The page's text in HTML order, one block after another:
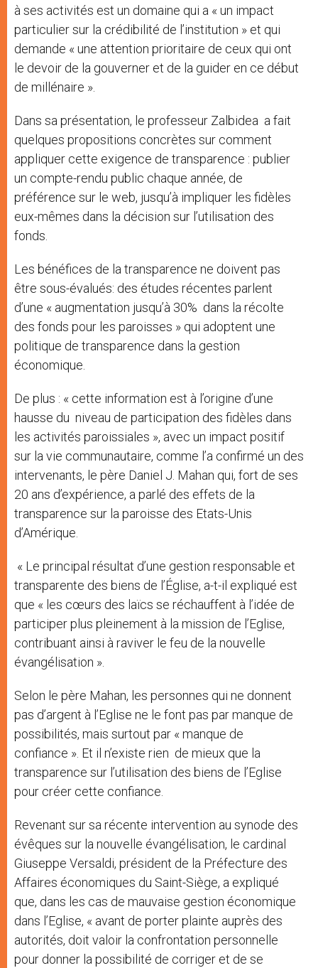
à ses activités est un domaine qui a « un impact
particulier sur la crédibilité de l’institution » et qui
demande « une attention prioritaire de ceux qui ont
le devoir de la gouverner et de la guider en ce début
de millénaire ».
Dans sa présentation, le professeur Zalbidea a fait
quelques propositions concrètes sur comment
appliquer cette exigence de transparence : publier
un compte-rendu public chaque année, de
préférence sur le web, jusqu’à impliquer les fidèles
eux-mêmes dans la décision sur l’utilisation des
fonds.
Les bénéfices de la transparence ne doivent pas
être sous-évalués: des études récentes parlent
d’une « augmentation jusqu’à 30% dans la récolte
des fonds pour les paroisses » qui adoptent une
politique de transparence dans la gestion
économique.
De plus : « cette information est à l’origine d’une
hausse du niveau de participation des fidèles dans
les activités paroissiales », avec un impact positif
sur la vie communautaire, comme l’a confirmé un des
intervenants, le père Daniel J. Mahan qui, fort de ses
20 ans d’expérience, a parlé des effets de la
transparence sur la paroisse des Etats-Unis
d’Amérique.
« Le principal résultat d’une gestion responsable et
transparente des biens de l’Église, a-t-il expliqué est
que « les cœurs des laïcs se réchauffent à l’idée de
participer plus pleinement à la mission de l’Eglise,
contribuant ainsi à raviver le feu de la nouvelle
évangélisation ».
Selon le père Mahan, les personnes qui ne donnent
pas d’argent à l’Eglise ne le font pas par manque de
possibilités, mais surtout par « manque de
confiance ». Et il n’existe rien de mieux que la
transparence sur l’utilisation des biens de l’Eglise
pour créer cette confiance.
Revenant sur sa récente intervention au synode des
évêques sur la nouvelle évangélisation, le cardinal
Giuseppe Versaldi, président de la Préfecture des
Affaires économiques du Saint-Siège, a expliqué
que, dans les cas de mauvaise gestion économique
dans l’Eglise, « avant de porter plainte auprès des
autorités, doit valoir la confrontation personnelle
pour donner la possibilité de corriger et de se